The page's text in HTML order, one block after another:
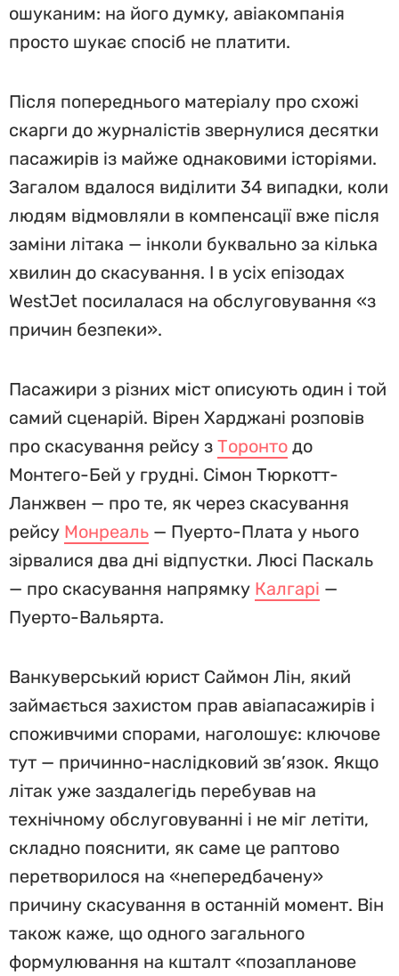
ошуканим: на його думку, авіакомпанія
просто шукає спосіб не платити.
Після попереднього матеріалу про схожі
скарги до журналістів звернулися десятки
пасажирів із майже однаковими історіями.
Загалом вдалося виділити 34 випадки, коли
людям відмовляли в компенсації вже після
заміни літака — інколи буквально за кілька
хвилин до скасування. І в усіх епізодах
WestJet посилалася на обслуговування «з
причин безпеки».
Пасажири з різних міст описують один і той
самий сценарій. Вірен Харджані розповів
про скасування рейсу з Торонто до
Монтего-Бей у грудні. Сімон Тюркотт-
Ланжвен — про те, як через скасування
рейсу Монреаль — Пуерто-Плата у нього
зірвалися два дні відпустки. Люсі Паскаль
— про скасування напрямку Калгарі —
Пуерто-Вальярта.
Ванкуверський юрист Саймон Лін, який
займається захистом прав авіапасажирів і
споживчими спорами, наголошує: ключове
тут — причинно-наслідковий зв’язок. Якщо
літак уже заздалегідь перебував на
технічному обслуговуванні і не міг летіти,
складно пояснити, як саме це раптово
перетворилося на «непередбачену»
причину скасування в останній момент. Він
також каже, що одного загального
формулювання на кшталт «позапланове